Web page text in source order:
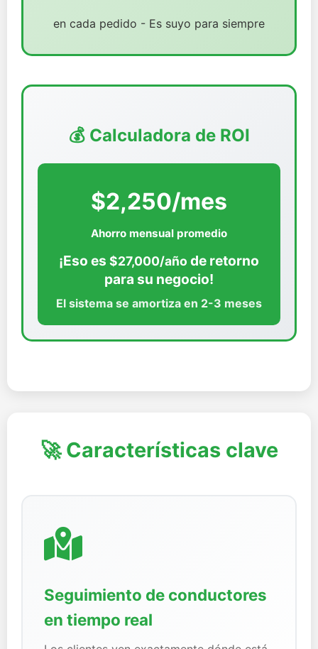
en cada pedido - Es suyo para siempre
💰 Calculadora de ROI
$2,250/mes
Ahorro mensual promedio
¡Eso es $27,000/año de retorno
para su negocio!
El sistema se amortiza en 2-3 meses
🚀 Características clave
Seguimiento de conductores
en tiempo real